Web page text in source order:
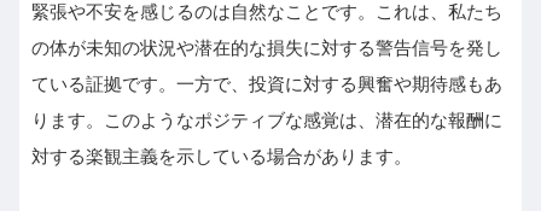
緊張や不安を感じるのは自然なことです。これは、私たち
の体が未知の状況や潜在的な損失に対する警告信号を発し
ている証拠です。一方で、投資に対する興奮や期待感もあ
ります。このようなポジティブな感覚は、潜在的な報酬に
対する楽観主義を示している場合があります。